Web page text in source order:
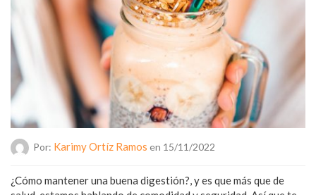
Por: Karimy Ortíz Ramos en 15/11/2022
¿Cómo mantener una buena digestión?, y es que más que de